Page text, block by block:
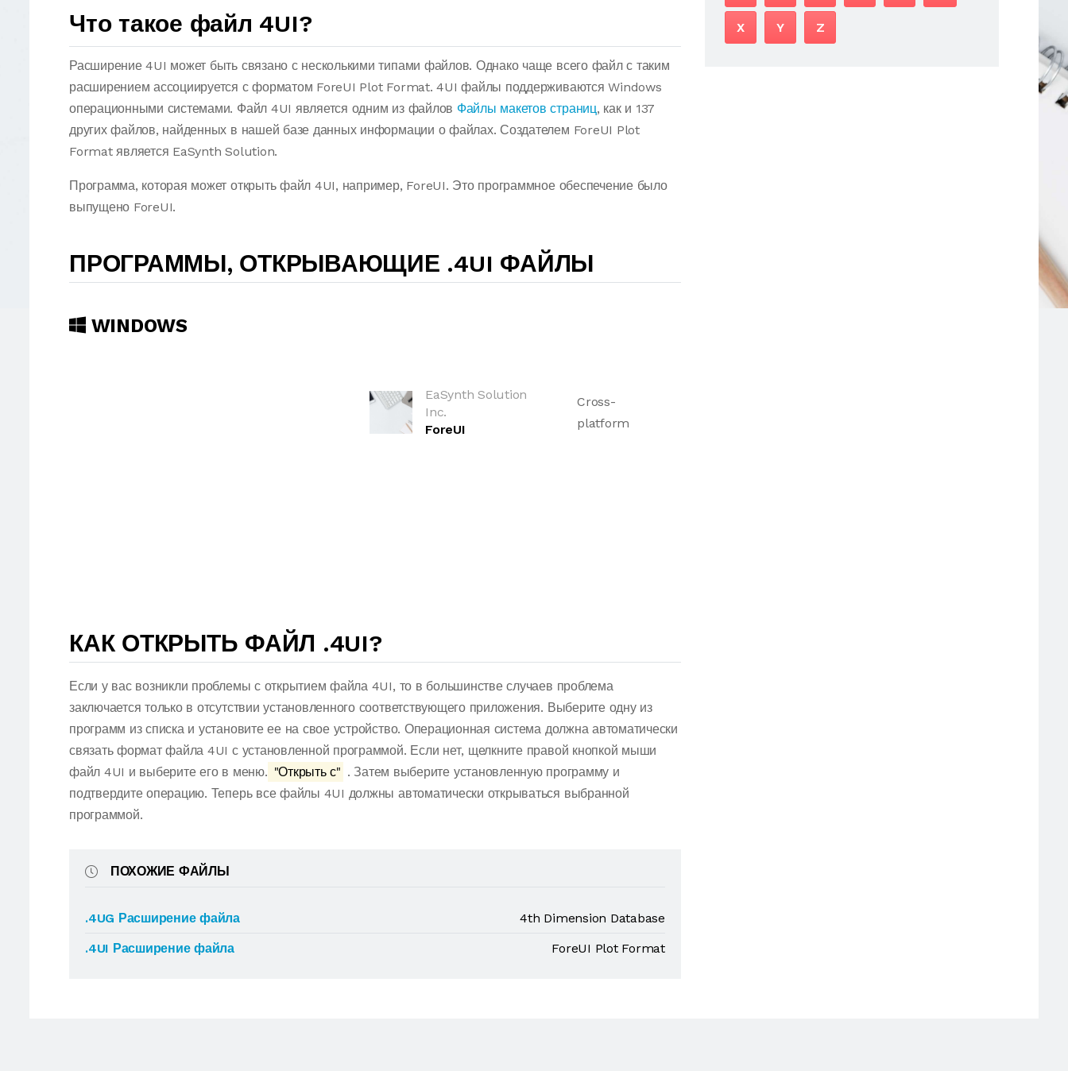
Что такое файл 4UI?
Расширение 4UI может быть связано с несколькими типами файлов. Однако чаще всего файл с таким
расширением ассоциируется с форматом ForeUI Plot Format. 4UI файлы поддерживаются Windows
операционными системами. Файл 4UI является одним из файлов Файлы макетов страниц, как и 137
других файлов, найденных в нашей базе данных информации о файлах. Создателем ForeUI Plot
Format является EaSynth Solution.
Программа, которая может открыть файл 4UI, например, ForeUI. Это программное обеспечение было
выпущено ForeUI.
ПРОГРАММЫ, ОТКРЫВАЮЩИЕ .4UI ФАЙЛЫ
WINDOWS
EaSynth Solution
Inc.
ForeUI
Cross-
platform
КАК ОТКРЫТЬ ФАЙЛ .4UI?
Если у вас возникли проблемы с открытием файла 4UI, то в большинстве случаев проблема
заключается только в отсутствии установленного соответствующего приложения. Выберите одну из
программ из списка и установите ее на свое устройство. Операционная система должна автоматически
связать формат файла 4UI с установленной программой. Если нет, щелкните правой кнопкой мыши
файл 4UI и выберите его в меню. "Открыть с" . Затем выберите установленную программу и
подтвердите операцию. Теперь все файлы 4UI должны автоматически открываться выбранной
программой.
ПОХОЖИЕ ФАЙЛЫ
.4UG Расширение файла
4th Dimension Database
.4UI Расширение файла
ForeUI Plot Format
X Y Z